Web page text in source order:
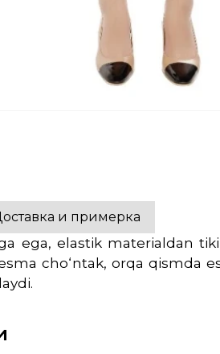
и примерка
ega, elastik materialdan
cho‘ntak, orqa qismda